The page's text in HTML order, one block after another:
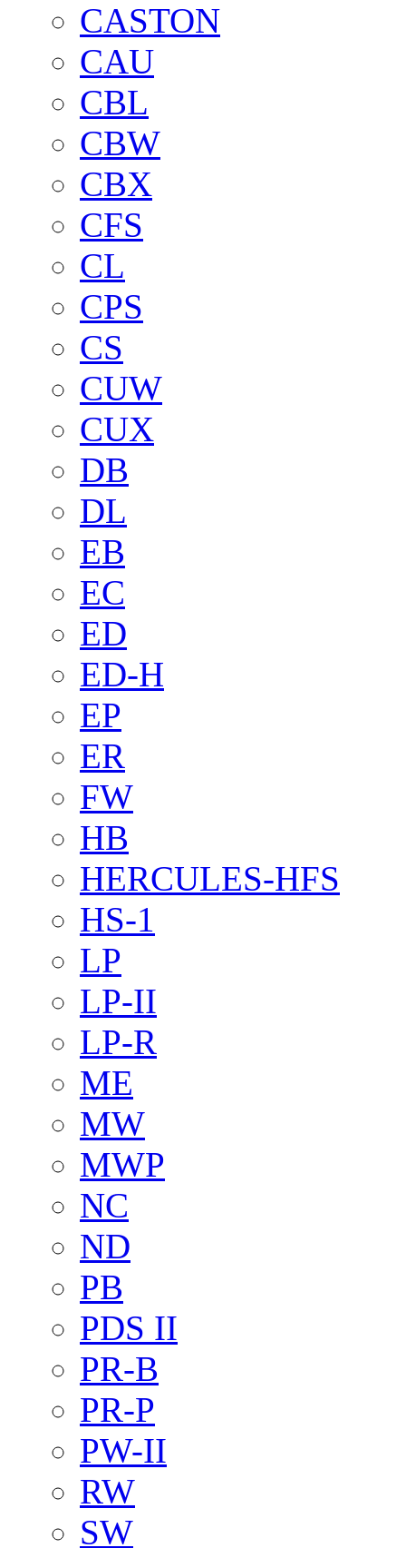
CASTON
CAU
CBL
CBW
CBX
CFS
CL
CPS
CS
CUW
CUX
DB
DL
EB
EC
ED
ED-H
EP
ER
FW
HB
HERCULES-HFS
HS-1
LP
LP-II
LP-R
ME
MW
MWP
NC
ND
PB
PDS II
PR-B
PR-P
PW-II
RW
SW